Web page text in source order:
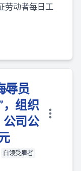
劳动者每日工
辱员
，组织
公司公
白领受雇者